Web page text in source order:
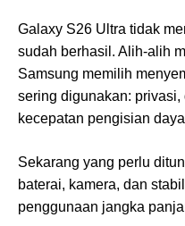
Galaxy S26 Ultra tidak
sudah berhasil. Alih-alih
Samsung memilih
sering digunakan:
kecepatan pengisian
Sekarang yang perlu
baterai, kamera, dan
penggunaan jangka